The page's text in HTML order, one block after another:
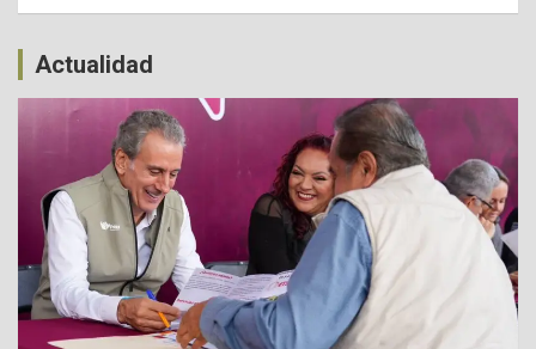
Actualidad